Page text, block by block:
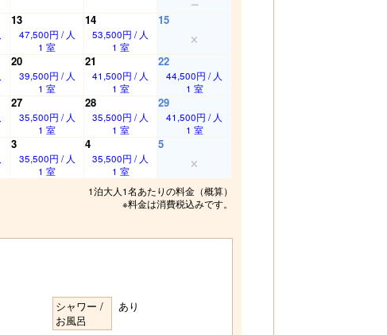
13
47,500円 / 人
1 室
14
53,500円 / 人
1 室
15
20
39,500円 / 人
1 室
21
41,500円 / 人
1 室
22
44,500円 / 人
1 室
27
35,500円 / 人
1 室
28
35,500円 / 人
1 室
29
41,500円 / 人
1 室
3
35,500円 / 人
1 室
4
35,500円 / 人
1 室
5
1泊大人1名あたりの料金（概算）
※料金は消費税込みです。
シャワー /
お風呂
あり